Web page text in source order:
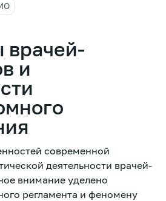
и
современной
деятельности врачей-
внимание уделено
регламента и феномену